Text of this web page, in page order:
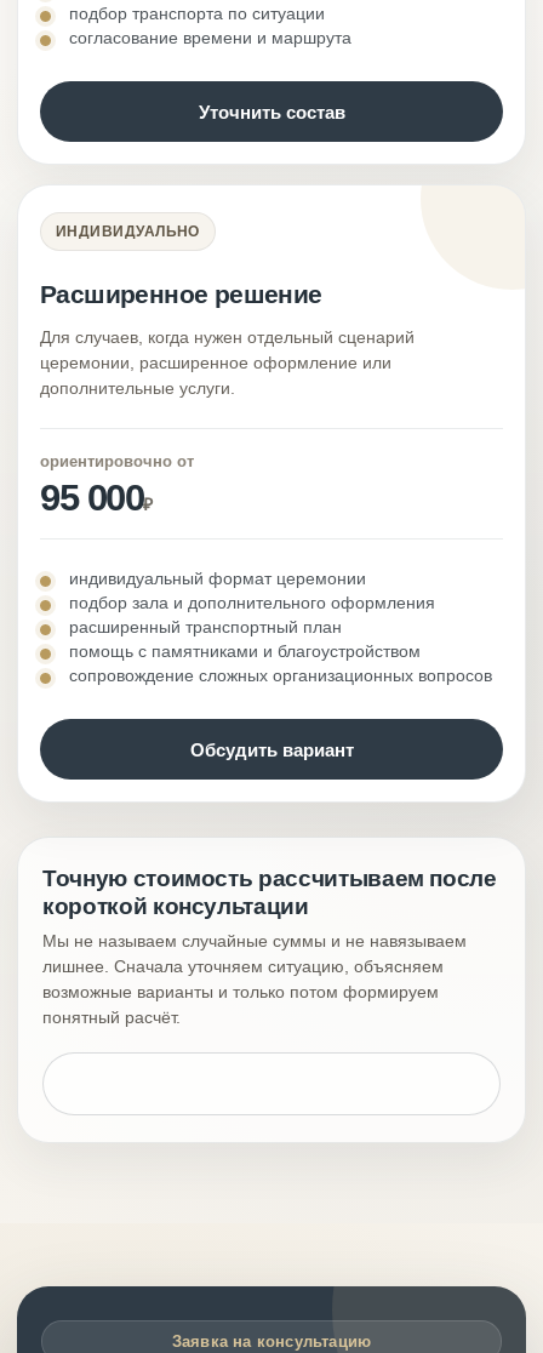
подбор транспорта по ситуации
согласование времени и маршрута
Уточнить состав
ИНДИВИДУАЛЬНО
Расширенное решение
Для случаев, когда нужен отдельный сценарий
церемонии, расширенное оформление или
дополнительные услуги.
ориентировочно от
95 000₽
индивидуальный формат церемонии
подбор зала и дополнительного оформления
расширенный транспортный план
помощь с памятниками и благоустройством
сопровождение сложных организационных вопросов
Обсудить вариант
Точную стоимость рассчитываем после
короткой консультации
Мы не называем случайные суммы и не навязываем
лишнее. Сначала уточняем ситуацию, объясняем
возможные варианты и только потом формируем
понятный расчёт.
Заявка на консультацию